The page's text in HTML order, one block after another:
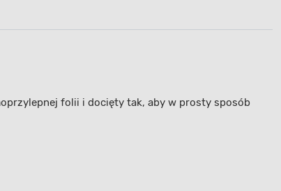
folii i docięty tak, aby w prosty sposób